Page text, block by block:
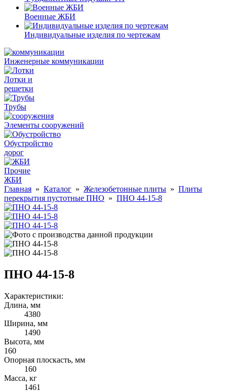
Военные ЖБИ
Индивидуальные изделия по чертежам
Инженерные коммуникации
Лотки и
решетки
Трубы
Элементы сооружений
Обустройство
дорог
Прочие
ЖБИ
Главная » Каталог » Железобетонные плиты » Плиты
перекрытия пустотные ПНО » ПНО 44-15-8
ПНО 44-15-8
Характеристики:
Длина, мм
4380
Ширина, мм
1490
Высота, мм
160
Опорная плоскасть, мм
160
Масса, кг
1461